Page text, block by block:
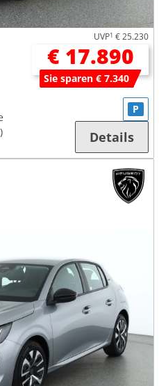
UVP1 € 25.230
€ 17.890
Sie sparen € 7.340
P
Details